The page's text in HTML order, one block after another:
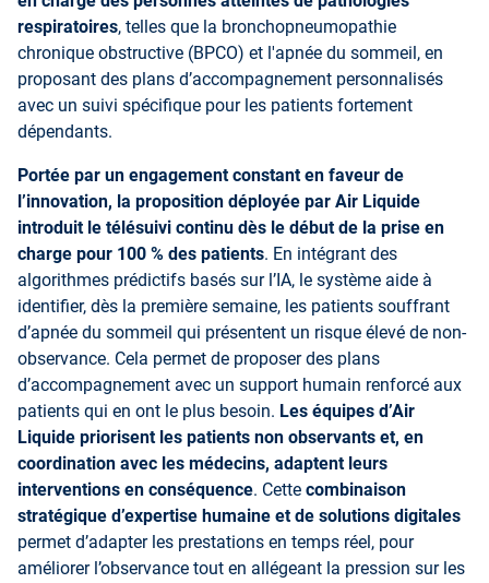
respiratoires, telles que la bronchopneumopathie
chronique obstructive (BPCO) et l'apnée du sommeil, en
proposant des plans d’accompagnement personnalisés
avec un suivi spécifique pour les patients fortement
dépendants.
Portée par un engagement constant en faveur de
l’innovation, la proposition déployée par Air Liquide
introduit le télésuivi continu dès le début de la prise en
charge pour 100 % des patients. En intégrant des
algorithmes prédictifs basés sur l’IA, le système aide à
identifier, dès la première semaine, les patients souffrant
d’apnée du sommeil qui présentent un risque élevé de non-
observance. Cela permet de proposer des plans
d’accompagnement avec un support humain renforcé aux
patients qui en ont le plus besoin. Les équipes d’Air
Liquide priorisent les patients non observants et, en
coordination avec les médecins, adaptent leurs
interventions en conséquence. Cette combinaison
stratégique d’expertise humaine et de solutions digitales
permet d’adapter les prestations en temps réel, pour
améliorer l’observance tout en allégeant la pression sur les